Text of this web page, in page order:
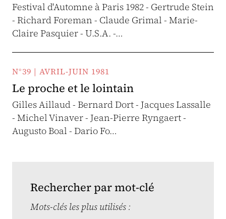
Festival d'Automne à Paris 1982 - Gertrude Stein
- Richard Foreman - Claude Grimal - Marie-
Claire Pasquier - U.S.A. -…
N°39 | AVRIL-JUIN 1981
Le proche et le lointain
Gilles Aillaud - Bernard Dort - Jacques Lassalle
- Michel Vinaver - Jean-Pierre Ryngaert -
Augusto Boal - Dario Fo…
Rechercher par mot-clé
Mots-clés les plus utilisés :